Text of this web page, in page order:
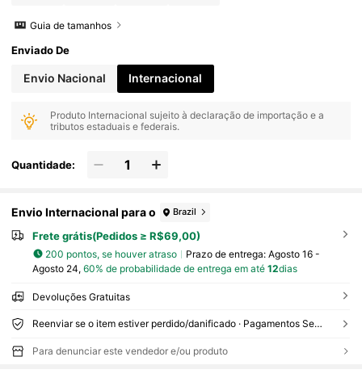
Guia de tamanhos
Enviado De
Envio Nacional Internacional
Produto Internacional sujeito à declaração de importação e a
tributos estaduais e federais.
Quantidade:
Envio Internacional para o Brazil
Frete grátis(Pedidos ≥ R$69,00)
200 pontos, se houver atraso Prazo de entrega: Agosto 16 -
Agosto 24, 60% de probabilidade de entrega em até 12dias
Devoluções Gratuitas
Reenviar se o item estiver perdido/danificado · Pagamentos Seguros · Proteção de privacidade
Para denunciar este vendedor e/ou produto